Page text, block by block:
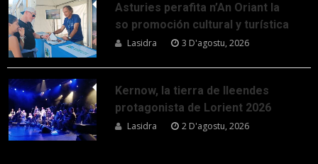
Asturies perafita n’An Oriant la
so promoción cultural y turística
Lasidra 3 D'agostu, 2026
Kernow, la tierra de lleendes
protagonista de Lorient 2026
Lasidra 2 D'agostu, 2026